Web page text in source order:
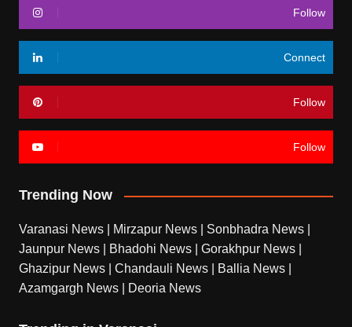
Follow
Connect
Follow
Follow
Trending Now
Varanasi News Mirzapur News Sonbhadra News
Jaunpur News
Bhadohi News Gorakhpur News
Ghazipur News
Chandauli News Ballia News
Azamgargh News
Deoria News